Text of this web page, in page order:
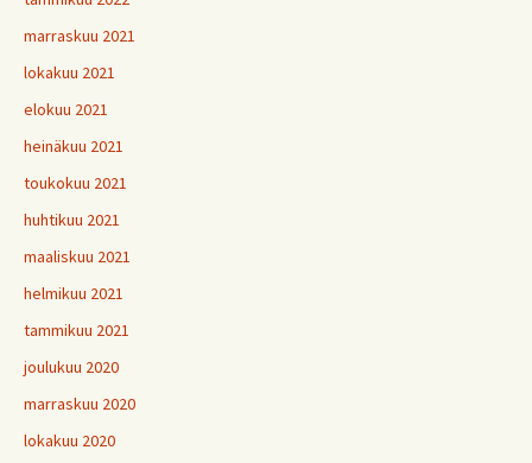
marraskuu 2021
lokakuu 2021
elokuu 2021
heinäkuu 2021
toukokuu 2021
huhtikuu 2021
maaliskuu 2021
helmikuu 2021
tammikuu 2021
joulukuu 2020
marraskuu 2020
lokakuu 2020